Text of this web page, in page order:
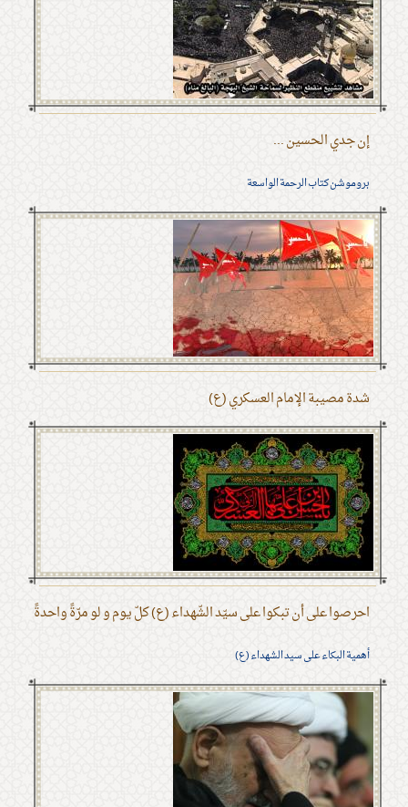
إن جدي الحسين ...
بروموشن كتاب الرحمة الواسعة
شدة مصيبة الإمام العسكري (ع)
احرصوا على أن تبكوا على سيّد الشّهداء (ع) كلّ يوم و لو مرّةً واحدةً
أهمية البكاء على سيد الشهداء (ع)